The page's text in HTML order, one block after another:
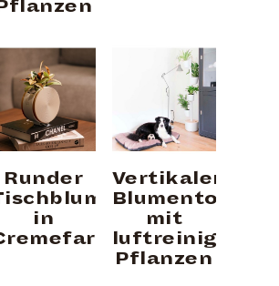
Pflanzen
Runder
in
Vertikaler
Blumentopf
mit
luftreinigenden
Pflanzen